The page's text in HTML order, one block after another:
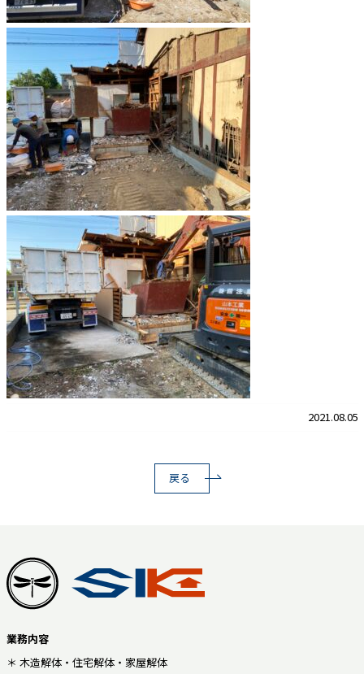
2021.08.05
戻る
業務内容
＊ 木造解体・住宅解体・家屋解体